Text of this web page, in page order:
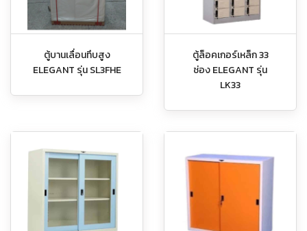
ตู้บานเลื่อนทึบสูง
ELEGANT รุ่น SL3FHE
ตู้ล็อคเกอร์เหล็ก 33
ช่อง ELEGANT รุ่น
LK33